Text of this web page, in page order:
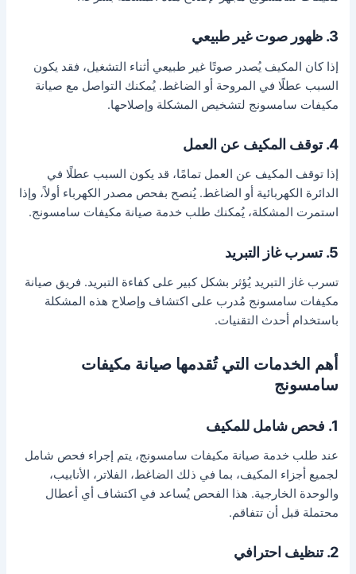
3. ظهور صوت غير طبيعي
إذا كان المكيف يُصدر صوتًا غير طبيعي أثناء التشغيل، فقد يكون
السبب عطلًا في المروحة أو الضاغط. يُمكنك التواصل مع صيانة
مكيفات سامسونج لتشخيص المشكلة وإصلاحها.
4. توقف المكيف عن العمل
إذا توقف المكيف عن العمل تمامًا، قد يكون السبب عطلًا في
الدائرة الكهربائية أو الضاغط. يُنصح بفحص مصدر الكهرباء أولاً، وإذا
استمرت المشكلة، يُمكنك طلب خدمة صيانة مكيفات سامسونج.
5. تسرب غاز التبريد
تسرب غاز التبريد يُؤثر بشكل كبير على كفاءة التبريد. فريق صيانة
مكيفات سامسونج مُدرب على اكتشاف وإصلاح هذه المشكلة
باستخدام أحدث التقنيات.
أهم الخدمات التي تُقدمها صيانة مكيفات
سامسونج
1. فحص شامل للمكيف
عند طلب خدمة صيانة مكيفات سامسونج، يتم إجراء فحص شامل
لجميع أجزاء المكيف، بما في ذلك الضاغط، الفلاتر، الأنابيب،
والوحدة الخارجية. هذا الفحص يُساعد في اكتشاف أي أعطال
محتملة قبل أن تتفاقم.
2. تنظيف احترافي